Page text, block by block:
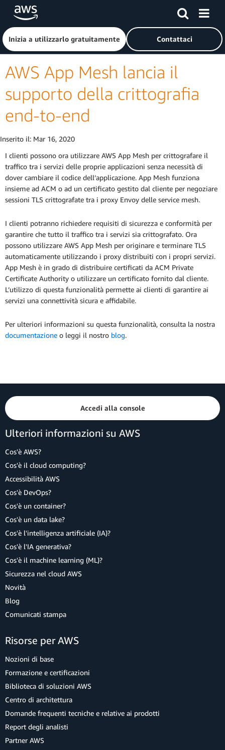
Passa al contenuto principale
Fai clic qui per tornare alla home page di Amazon Web
Inizia a utilizzarlo gratuitamente Contattaci
AWS App Mesh lancia il
supporto della crittografia
end-to-end
Inserito il: Mar 16, 2020
I clienti possono ora utilizzare AWS App Mesh per crittografare il
traffico tra i servizi delle proprie applicazioni senza necessità di
dover cambiare il codice dell’applicazione. App Mesh funziona
insieme ad ACM o ad un certificato gestito dal cliente per negoziare
sessioni TLS crittografate tra i proxy Envoy delle service mesh.
I clienti potranno richiedere requisiti di sicurezza e conformità per
garantire che tutto il traffico tra i servizi sia crittografato. Ora
possono utilizzare AWS App Mesh per originare e terminare TLS
automaticamente utilizzando i proxy distribuiti con i propri servizi.
App Mesh è in grado di distribuire certificati da ACM Private
Certificate Authority o utilizzare un certificato fornito dal cliente.
L’utilizzo di questa funzionalità permette ai clienti di garantire ai
servizi una connettività sicura e affidabile.
Per ulteriori informazioni su questa funzionalità, consulta la nostra
documentazione o leggi il nostro blog.
Accedi alla console
Ulteriori informazioni su AWS
Cos'è AWS?
Cos'è il cloud computing?
Accessibilità AWS
Cos'è DevOps?
Cos'è un container?
Cos'è un data lake?
Cos'è l'intelligenza artificiale (IA)?
Cos'è l'IA generativa?
Cos'è il machine learning (ML)?
Sicurezza nel cloud AWS
Novità
Blog
Comunicati stampa
Risorse per AWS
Nozioni di base
Formazione e certificazioni
Biblioteca di soluzioni AWS
Centro di architettura
Domande frequenti tecniche e relative ai prodotti
Report degli analisti
Partner AWS